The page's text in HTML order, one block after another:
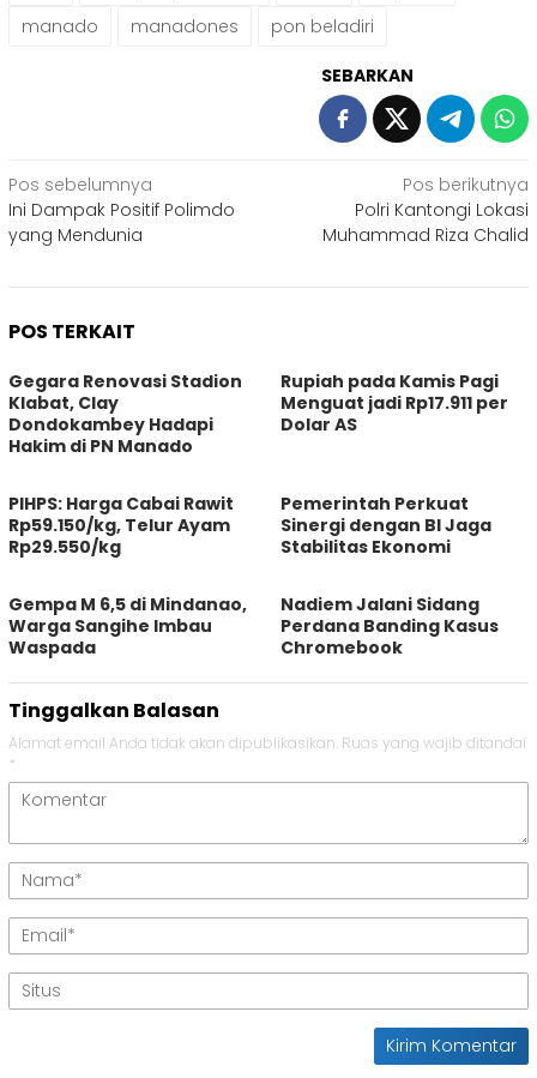
manado
manadones pon beladiri
SEBARKAN
Navigasi
pos
Pos sebelumnya
Ini Dampak Positif Polimdo
yang Mendunia
Pos berikutnya
Polri Kantongi Lokasi
Muhammad Riza Chalid
POS TERKAIT
Gegara Renovasi Stadion
Klabat, Clay
Dondokambey Hadapi
Hakim di PN Manado
Rupiah pada Kamis Pagi
Menguat jadi Rp17.911 per
Dolar AS
PIHPS: Harga Cabai Rawit
Rp59.150/kg, Telur Ayam
Rp29.550/kg
Pemerintah Perkuat
Sinergi dengan BI Jaga
Stabilitas Ekonomi
Gempa M 6,5 di Mindanao,
Warga Sangihe Imbau
Waspada
Nadiem Jalani Sidang
Perdana Banding Kasus
Chromebook
Tinggalkan Balasan
Alamat email Anda tidak akan dipublikasikan. Ruas yang wajib ditandai
*